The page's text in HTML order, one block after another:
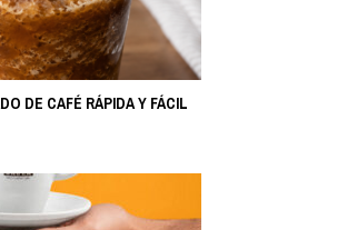
DE CAFÉ RÁPIDA Y FÁCIL